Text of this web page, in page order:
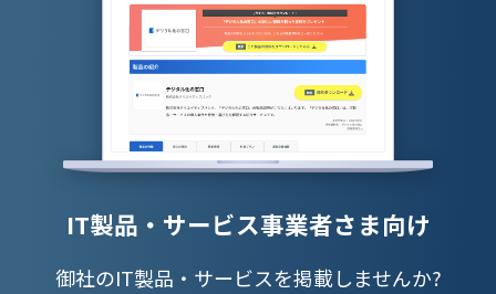
IT製品・サービス事業者さま向け
御社のIT製品・サービスを掲載しませんか?